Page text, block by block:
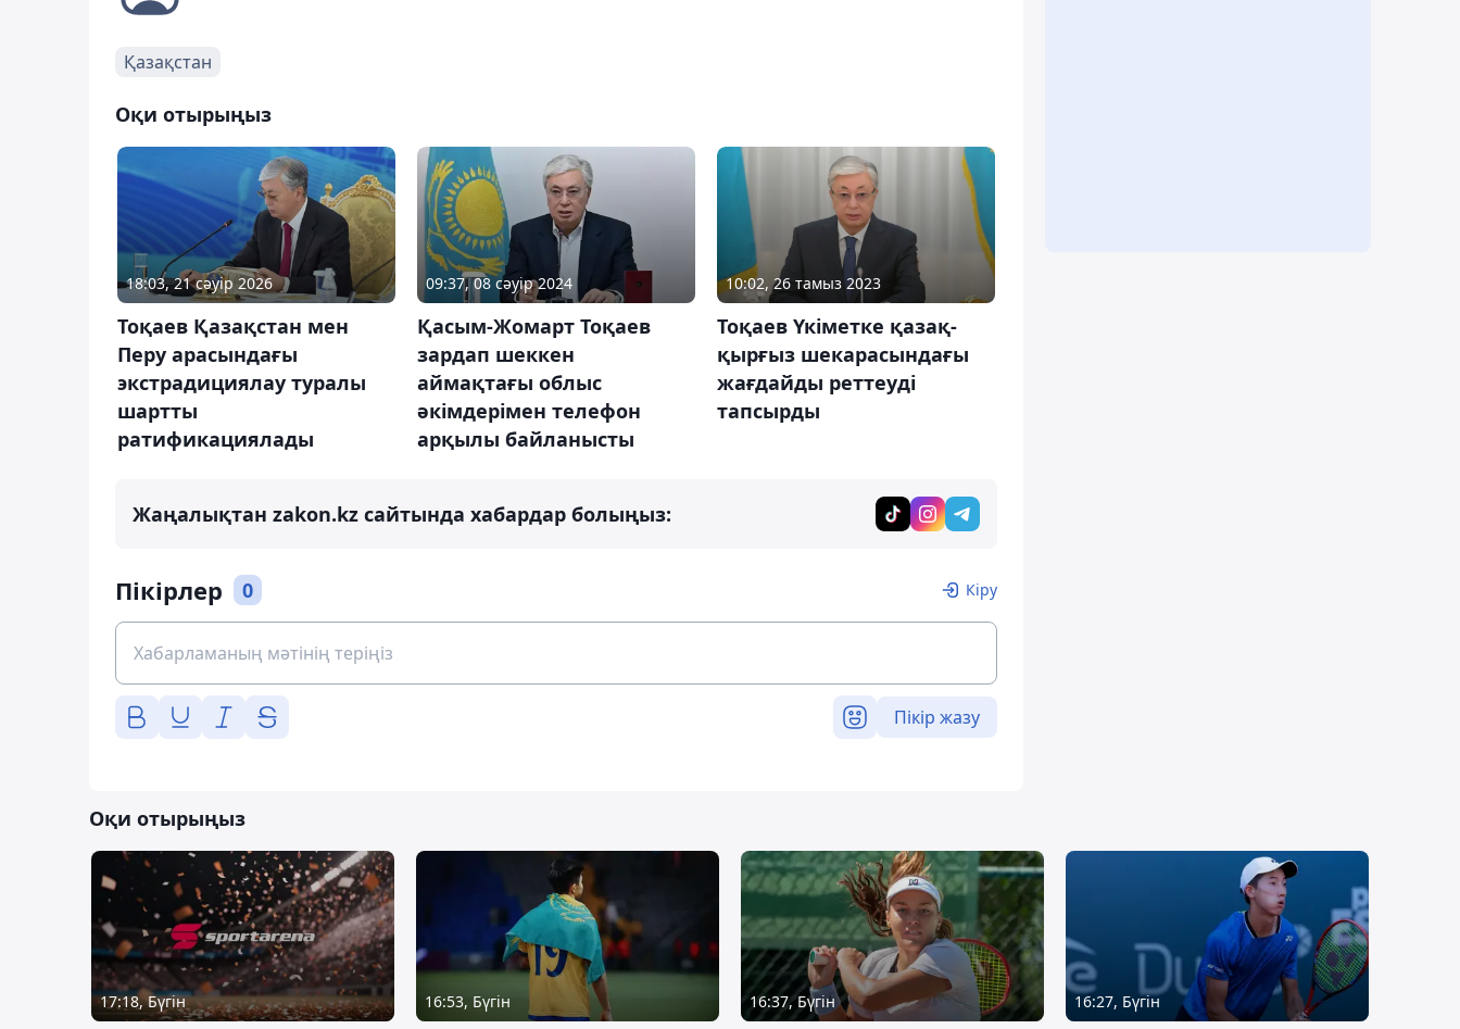
Қазақстан
Оқи отырыңыз
18:03, 21 сәуір 2026
Тоқаев Қазақстан мен
Перу арасындағы
экстрадициялау туралы
шартты
ратификациялады
09:37, 08 сәуір 2024
Қасым-Жомарт Тоқаев
зардап шеккен
аймақтағы облыс
әкімдерімен телефон
арқылы байланысты
10:02, 26 тамыз 2023
Тоқаев Үкіметке қазақ-
қырғыз шекарасындағы
жағдайды реттеуді
тапсырды
Жаңалықтан zakon.kz сайтында хабардар болыңыз:
Пікірлер 0 Кіру
Пікір жазу
Оқи отырыңыз
17:18, Бүгін 16:53, Бүгін 16:37, Бүгін 16:27, Бүгін